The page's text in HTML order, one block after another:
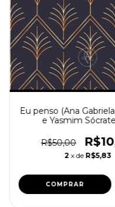
Eu penso (Ana
e Yasmim
R$50,00
2 x de R$5,83